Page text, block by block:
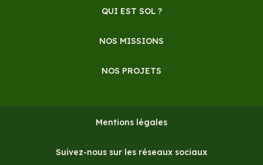
QUI EST SOL ?
NOS MISSIONS
NOS PROJETS
Mentions légales
Suivez-nous sur les réseaux sociaux